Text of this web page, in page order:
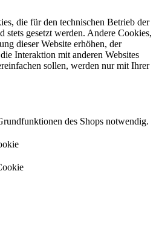
die für den technischen Betrieb der
stets gesetzt werden. Andere Cookies,
dieser Website erhöhen, der
Interaktion mit anderen Websites
sollen, werden nur mit Ihrer
des Shops notwendig.